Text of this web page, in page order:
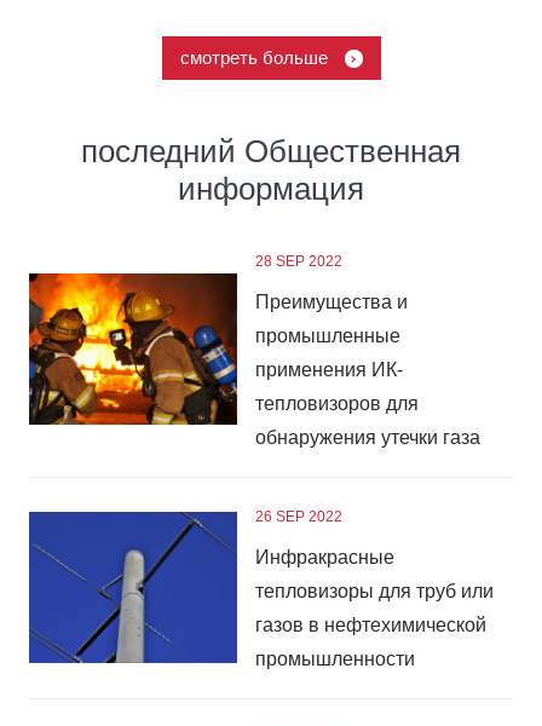
смотреть больше
последний Общественная
информация
28 SEP 2022
Преимущества и
промышленные
применения ИК-
тепловизоров для
обнаружения утечки газа
26 SEP 2022
Инфракрасные
тепловизоры для труб или
газов в нефтехимической
промышленности